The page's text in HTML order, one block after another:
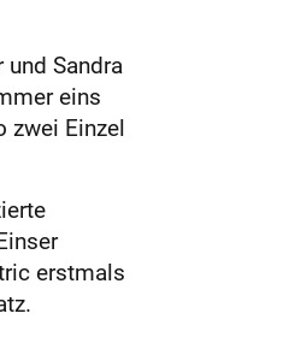
Sandra
eins
zwei Einzel
erstmals